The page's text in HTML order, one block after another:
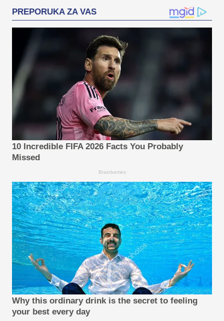
PREPORUKA ZA VAS
10 Incredible FIFA 2026 Facts You Probably
Missed
Brainberries
Why this ordinary drink is the secret to feeling
your best every day